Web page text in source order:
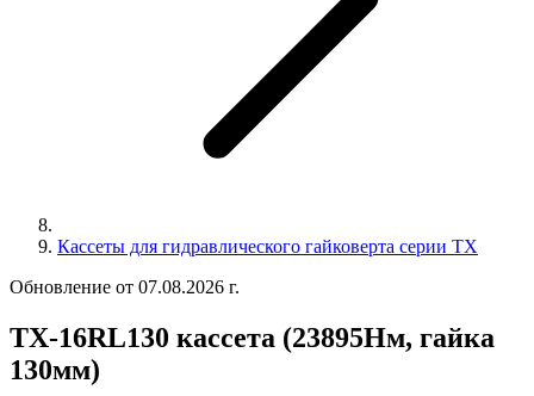
Кассеты для гидравлического гайковерта серии TX
Обновление от 07.08.2026 г.
TX-16RL130 кассета (23895Нм, гайка
130мм)